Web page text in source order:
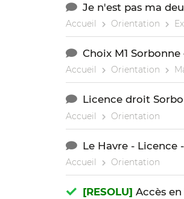
Je n'est pas ma
Accueil Orientation
Choix M1 Sorbonne
Accueil Orientation
Licence droit
Accueil Orientation
Le Havre -
Accueil Orientation
[RESOLU] Accès